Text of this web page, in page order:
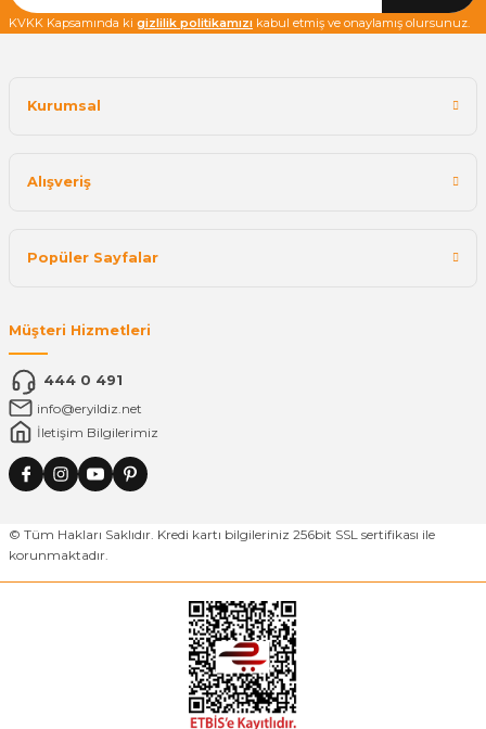
KVKK Kapsamında ki gizlilik politikamızı kabul etmiş ve onaylamış olursunuz.
Kurumsal
Alışveriş
Popüler Sayfalar
Müşteri Hizmetleri
444 0 491
info@eryildiz.net
İletişim Bilgilerimiz
© Tüm Hakları Saklıdır. Kredi kartı bilgileriniz 256bit SSL sertifikası ile
korunmaktadır.